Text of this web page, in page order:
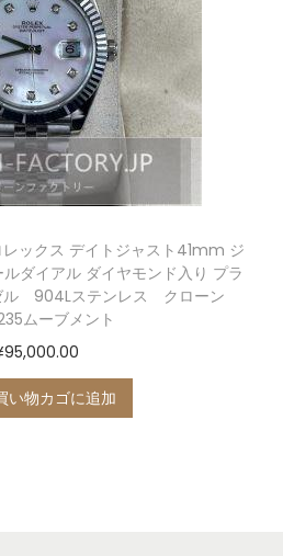
ックス デイトジャスト41mm ジ
ダイアル ダイヤモンド入り プラ
ル 904Lステンレス クローン
ムーブメント
95,000.00
い物カゴに追加